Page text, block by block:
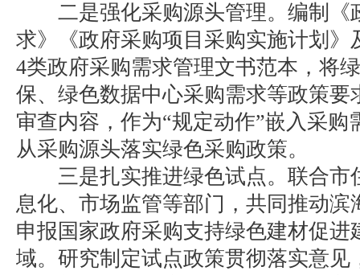
二是强化采购源头管理。编制《
求》《政府采购项目采购实施计划》
4类政府采购需求管理文书范本，将
保、绿色数据中心采购需求等政策要
审查内容，作为“规定动作”嵌入采购
从采购源头落实绿色采购政策。
三是扎实推进绿色试点。联合市
息化、市场监管等部门，共同推动滨
申报国家政府采购支持绿色建材促进
域。研究制定试点政策贯彻落实意见